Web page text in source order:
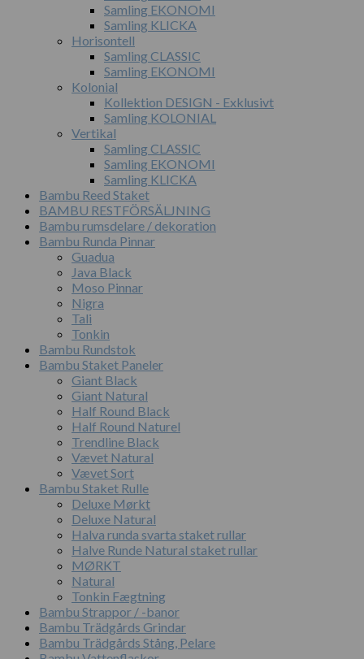
Samling EKONOMI
Samling KLICKA
Horisontell
Samling CLASSIC
Samling EKONOMI
Kolonial
Kollektion DESIGN - Exklusivt
Samling KOLONIAL
Vertikal
Samling CLASSIC
Samling EKONOMI
Samling KLICKA
Bambu Reed Staket
BAMBU RESTFÖRSÄLJNING
Bambu rumsdelare / dekoration
Bambu Runda Pinnar
Guadua
Java Black
Moso Pinnar
Nigra
Tali
Tonkin
Bambu Rundstok
Bambu Staket Paneler
Giant Black
Giant Natural
Half Round Black
Half Round Naturel
Trendline Black
Vævet Natural
Vævet Sort
Bambu Staket Rulle
Deluxe Mørkt
Deluxe Natural
Halva runda svarta staket rullar
Halve Runde Natural staket rullar
MØRKT
Natural
Tonkin Fægtning
Bambu Strappor / -banor
Bambu Trädgårds Grindar
Bambu Trädgårds Stång, Pelare